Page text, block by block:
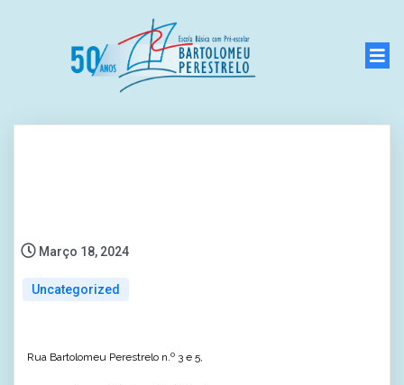
Março 18, 2024
Uncategorized
Rua Bartolomeu Perestrelo n.º 3 e 5,